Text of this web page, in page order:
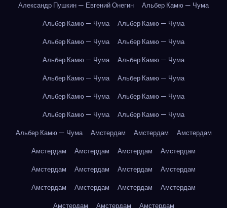
Александр Пушкин — Евгений Онегин
Альбер Камю — Чума
Альбер Камю — Чума
Альбер Камю — Чума
Альбер Камю — Чума
Альбер Камю — Чума
Альбер Камю — Чума
Альбер Камю — Чума
Альбер Камю — Чума
Альбер Камю — Чума
Альбер Камю — Чума
Альбер Камю — Чума
Альбер Камю — Чума
Альбер Камю — Чума
Альбер Камю — Чума
Амстердам Амстердам
Амстердам
Амстердам
Амстердам Амстердам
Амстердам
Амстердам
Амстердам Амстердам
Амстердам
Амстердам
Амстердам Амстердам
Амстердам
Амстердам
Амстердам
Амстердам